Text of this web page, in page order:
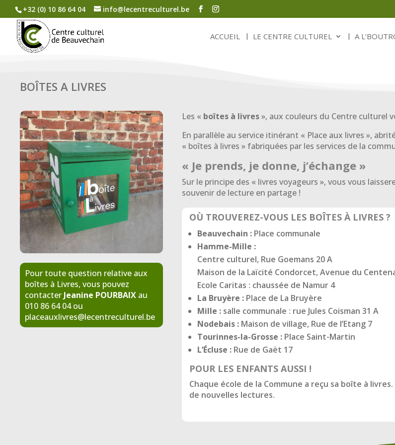
+32 (0) 10 86 64 04 info@lecentreculturel.be
ACCUEIL LE CENTRE CULTUREL A
BOÎTES A LIVRES
Pour toute question relative aux
boîtes à Livres, vous pouvez
contacter Jeanine POURBAIX au
010 86 64 04 ou
placeauxlivres@lecentreculturel.be
Les « boîtes à livres», aux couleurs du Centre culturel
En parallèle au service itinérant « Place aux livres »,
« boîtes à livres » fabriquées par les services de la
« Je prends, je donne, j’échange »
Sur le principe des « livres voyageurs », vous vous
souvenir de lecture en partage !
OÙ TROUVEREZ-VOUS LES BOÎTES À LIVRES ?
Beauvechain :Place communale
Hamme-Mille :
Centre culturel, Rue Goemans 20 A
Maison de la Laïcité Condorcet, Avenue du
Ecole Caritas : chaussée de Namur 4
La Bruyère : Place de La Bruyère
Mille :salle communale : rue Jules Coisman 31 A
Nodebais :Maison de village, Rue de l’Etang 7
Tourinnes-la-Grosse :Place Saint-Martin
L’Écluse :Rue de Gaët 17
POUR LES ENFANTS AUSSI !
Chaque école de la Commune a reçu sa boîte à
de nouvelles lectures.